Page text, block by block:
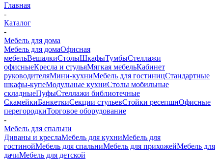
Главная
-
Каталог
-
Мебель для дома
Мебель для домаОфисная
мебельВешалкиСтолыШкафыТумбыСтеллажи
офисныеКресла и стульяМягкая мебельКабинет
руководителяМини-кухниМебель для гостиницСтандартные
шкафы-купеМодульные кухниСтолы мобильные
складныеПуфыСтеллажи библиотечные
СкамейкиБанкеткиСекции стульевСтойки ресепшнОфисные
перегородкиТорговое оборудование
-
Мебель для спальни
Диваны и креслаМебель для кухниМебель для
гостинойМебель для спальниМебель для прихожейМебель для
дачиМебель для детской